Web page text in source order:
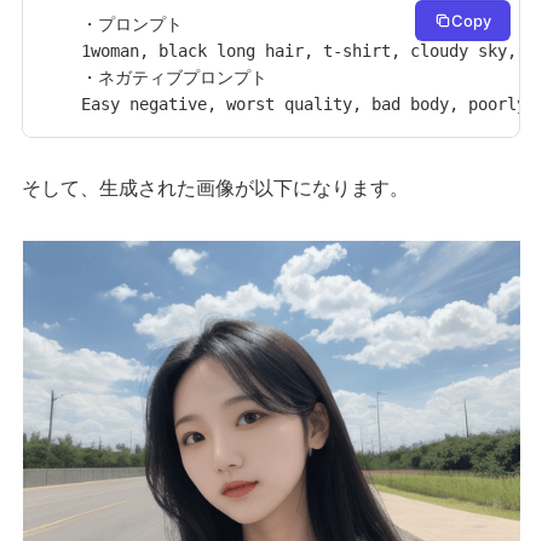
・プロンプト
1woman, black long hair, t-shirt, cloudy sky,
・ネガティブプロンプト
Easy negative, worst quality, bad body, poorly
Copy
そして、生成された画像が以下になります。